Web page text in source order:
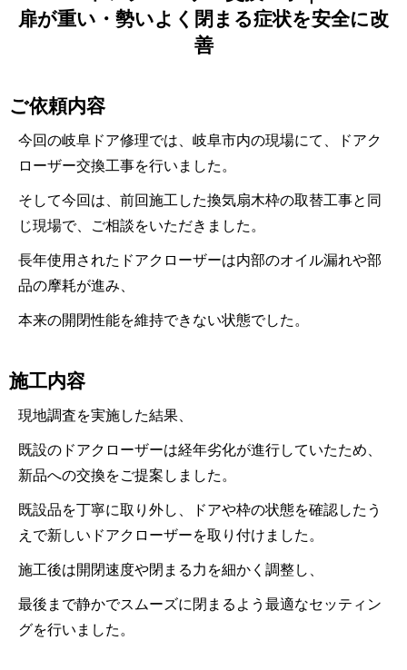
扉が重い・勢いよく閉まる症状を安全に改
善
ご依頼内容
今回の岐阜ドア修理では、岐阜市内の現場にて、ドアク
ローザー交換工事を行いました。
そして今回は、前回施工した換気扇木枠の取替工事と同
じ現場で、ご相談をいただきました。
長年使用されたドアクローザーは内部のオイル漏れや部
品の摩耗が進み、
本来の開閉性能を維持できない状態でした。
施工内容
現地調査を実施した結果、
既設のドアクローザーは経年劣化が進行していたため、
新品への交換をご提案しました。
既設品を丁寧に取り外し、ドアや枠の状態を確認したう
えで新しいドアクローザーを取り付けました。
施工後は開閉速度や閉まる力を細かく調整し、
最後まで静かでスムーズに閉まるよう最適なセッティン
グを行いました。